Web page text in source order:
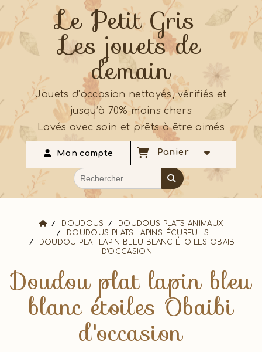
Le Petit Gris
Les jouets de
demain
Jouets d’occasion nettoyés, vérifiés et
jusqu’à 70% moins chers
Lavés avec soin et prêts à être aimés
Mon compte Panier
DOUDOUS
DOUDOUS PLATS ANIMAUX
DOUDOUS PLATS LAPINS-ÉCUREUILS
DOUDOU PLAT LAPIN BLEU BLANC ÉTOILES OBAIBI
D'OCCASION
Doudou plat lapin bleu
blanc étoiles Obaibi
d'occasion